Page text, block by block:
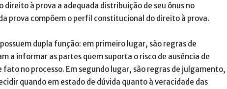
à prova a adequada distribuição de seu ônus no
prova compõem o perfil constitucional do direito à prova.
dupla função: em primeiro lugar, são regras de
a informar as partes quem suporta o risco de ausência de
no processo. Em segundo lugar, são regras de julgamento,
quando em estado de dúvida quanto à veracidade das